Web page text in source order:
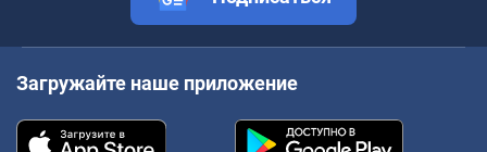
Загружайте наше приложение